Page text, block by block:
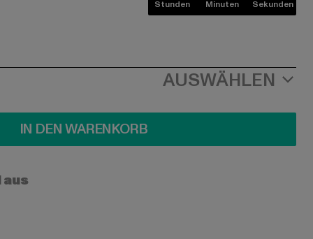
Stunden Minuten Sekunden
AUSWÄHLEN
IN DEN WARENKORB